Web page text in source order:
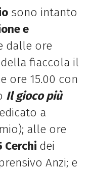
sono intanto
e
dalle ore
fiaccola il
ore 15.00 con
Il gioco più
a
alle ore
Cerchi dei
Anzi; e